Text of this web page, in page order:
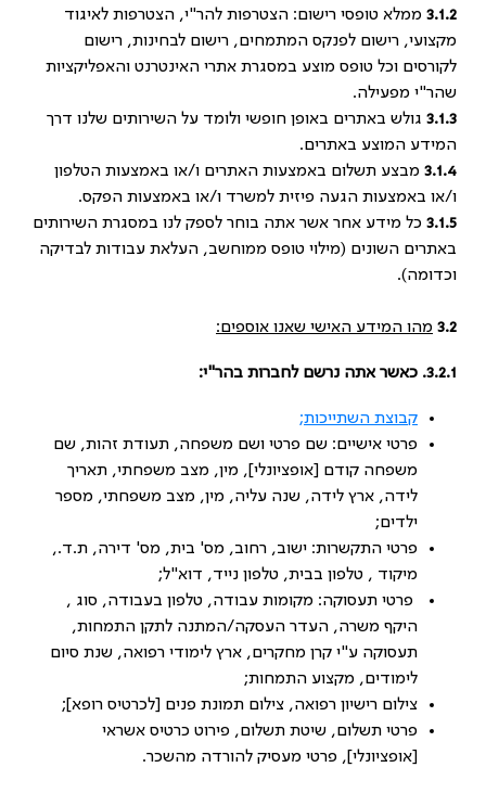
3.1.2 ממלא טופסי רישום: הצטרפות להר"י, הצטרפות לאיגוד
מקצועי, רישום לפנקס המתמחים, רישום לבחינות, רישום
לקורסים וכל טופס מוצע במסגרת אתרי האינטרנט והאפליקציות
שהר"י מפעילה.
3.1.3 גולש באתרים באופן חופשי ולומד על השירותים שלנו דרך
המידע המוצע באתרים.
3.1.4 מבצע תשלום באמצעות האתרים ו/או באמצעות הטלפון
ו/או באמצעות הגעה פיזית למשרד ו/או באמצעות הפקס.
3.1.5 כל מידע אחר אשר אתה בוחר לספק לנו במסגרת השירותים
באתרים השונים (מילוי טופס ממוחשב, העלאת עבודות לבדיקה
וכדומה).
3.2 מהו המידע האישי שאנו אוספים:
3.2.1. כאשר אתה נרשם לחברות בהר"י:
קבוצת השתייכות;
פרטי אישיים: שם פרטי ושם משפחה, תעודת זהות, שם
משפחה קודם [אופציונלי], מין, מצב משפחתי, תאריך
לידה, ארץ לידה, שנה עליה, מין, מצב משפחתי, מספר
ילדים;
פרטי התקשרות: ישוב, רחוב, מס' בית, מס' דירה, ת.ד.,
מיקוד , טלפון בבית, טלפון נייד, דוא"ל;
פרטי תעסוקה: מקומות עבודה, טלפון בעבודה, סוג ,
היקף משרה, העדר העסקה/המתנה לתקן התמחות,
תעסוקה ע"י קרן מחקרים, ארץ לימודי רפואה, שנת סיום
לימודים, מקצוע התמחות;
צילום רישיון רפואה, צילום תמונת פנים [לכרטיס רופא];
פרטי תשלום, שיטת תשלום, פירוט כרטיס אשראי
[אופציונלי], פרטי מעסיק להורדה מהשכר.